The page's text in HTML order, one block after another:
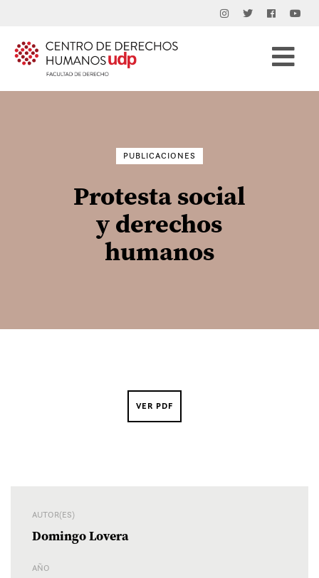
PUBLICACIONES
Protesta social
y derechos
humanos
VER PDF
AUTOR(ES)
Domingo Lovera
AÑO